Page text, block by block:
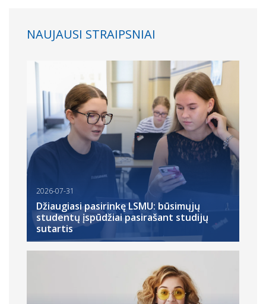
NAUJAUSI STRAIPSNIAI
2026-07-31
Džiaugiasi pasirinkę LSMU: būsimųjų
studentų įspūdžiai pasirašant studijų
sutartis